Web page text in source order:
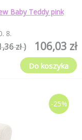
Baby Teddy pink
. 8.
106,03 zł
zł )
Do koszyka
-25%